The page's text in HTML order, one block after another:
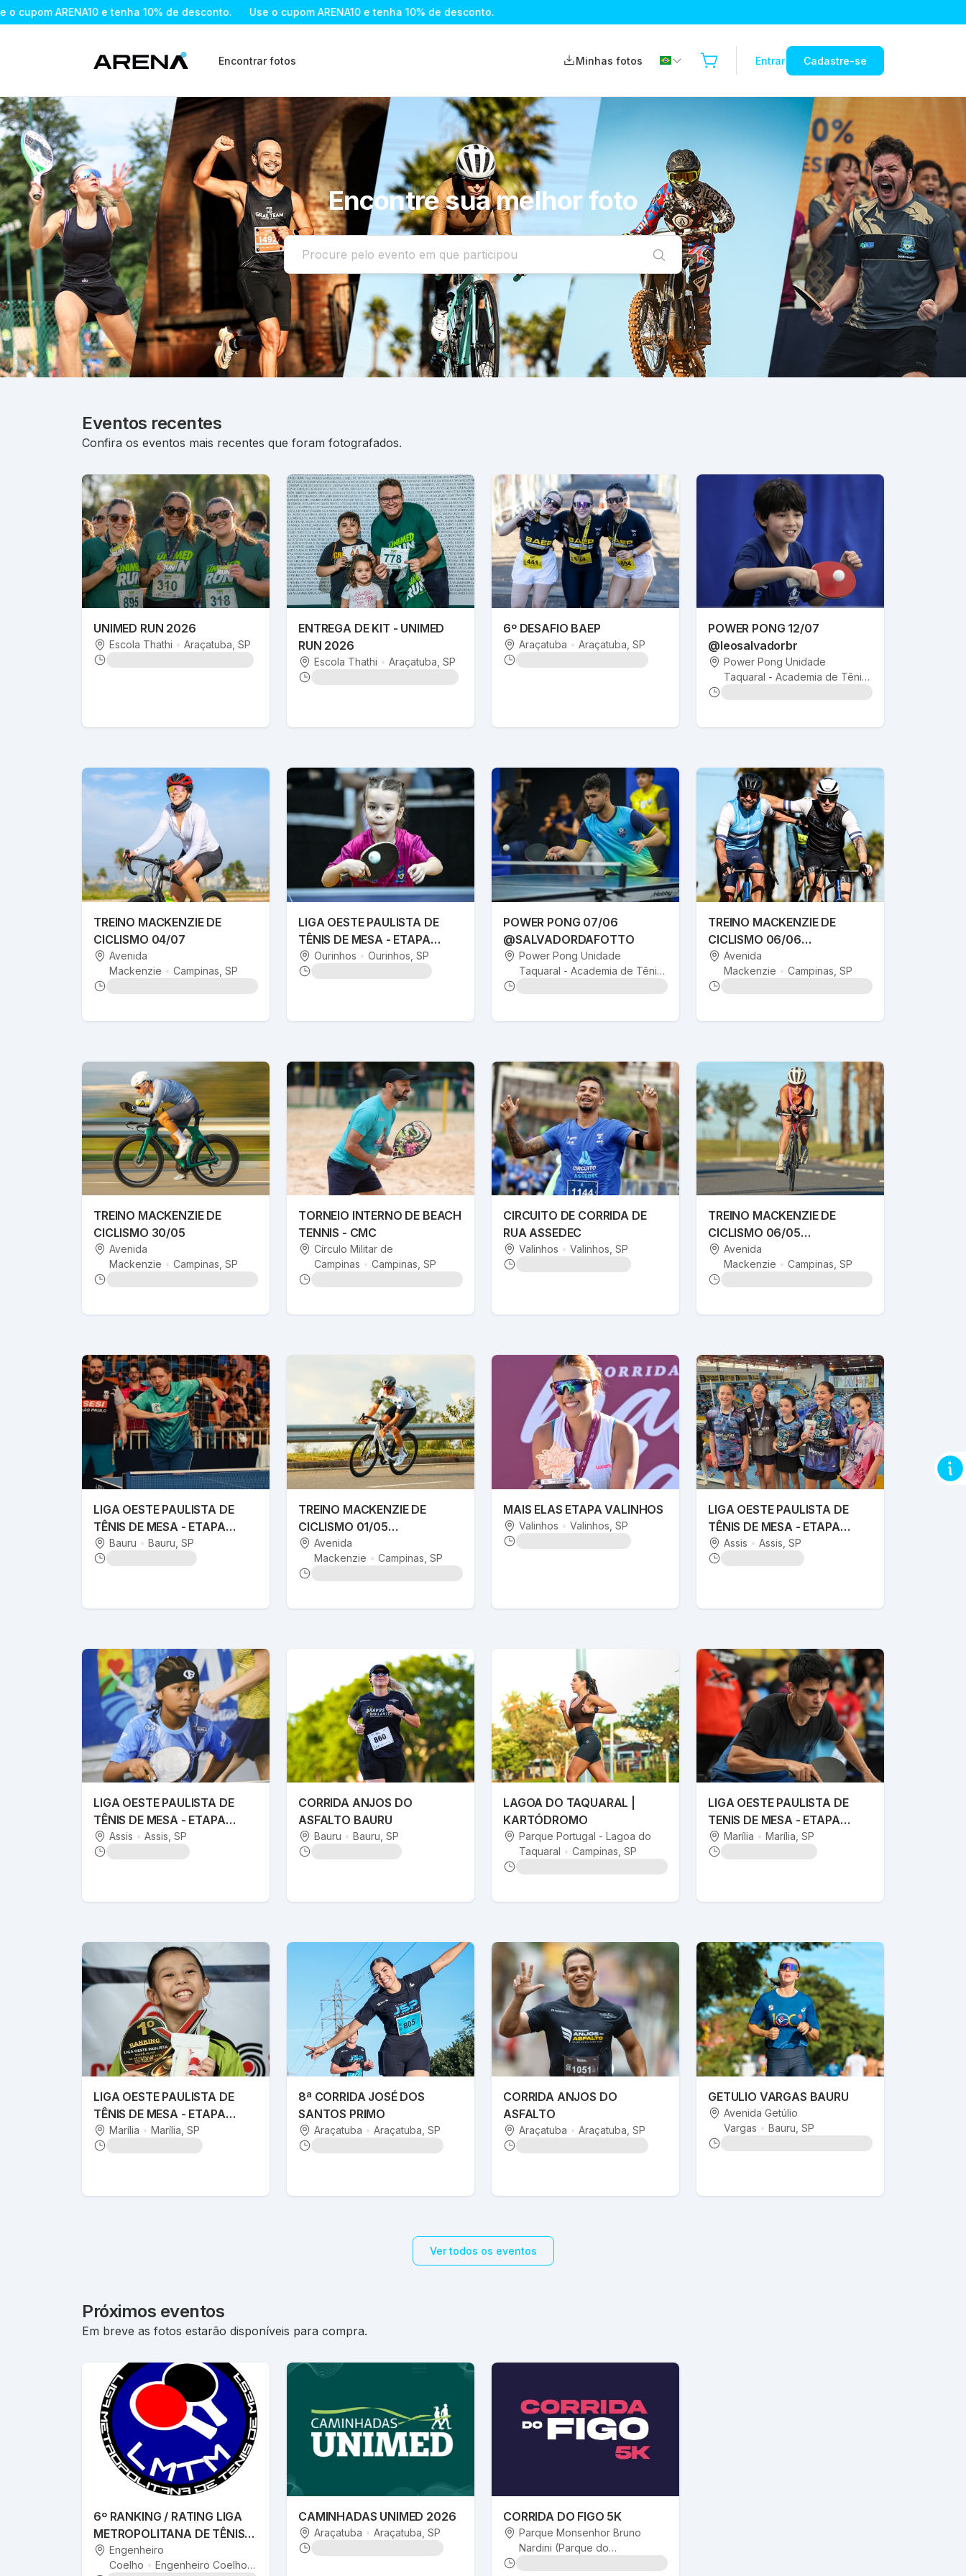
10% de desconto. Use o cupom ARENA10 e tenha 10% de desconto.
Encontrar fotos Minhas fotos Entrar Cadastre-se
Encontre sua melhor foto
Eventos recentes
Confira os eventos mais recentes que foram fotografados.
UNIMED RUN 2026
Escola Thathi • Araçatuba, SP
ENTREGA DE KIT - UNIMED
RUN 2026
Escola Thathi • Araçatuba, SP
6º DESAFIO BAEP
Araçatuba • Araçatuba, SP
POWER PONG 12/07
@leosalvadorbr
Power Pong Unidade
Taquaral - Academia de Tênis
TREINO MACKENZIE DE
CICLISMO 04/07
Avenida
Mackenzie • Campinas , SP
LIGA OESTE PAULISTA DE
TÊNIS DE MESA - ETAPA
OURINHOS
Ourinhos • Ourinhos , SP
POWER PONG 07/06
@SALVADORDAFOTTO
Power Pong Unidade
Taquaral - Academia de Tênis
TREINO MACKENZIE DE
CICLISMO 06/06
@SALVADORDAFOTTO
Avenida
Mackenzie • Campinas , SP
TREINO MACKENZIE DE
CICLISMO 30/05
Avenida
Mackenzie • Campinas , SP
TORNEIO INTERNO DE BEACH
TENNIS - CMC
Círculo Militar de
Campinas • Campinas , SP
CIRCUITO DE CORRIDA DE
RUA ASSEDEC
Valinhos • Valinhos , SP
TREINO MACKENZIE DE
CICLISMO 06/05
@SALVADORDASFOTOS
Avenida
Mackenzie • Campinas , SP
LIGA OESTE PAULISTA DE
TÊNIS DE MESA - ETAPA
BAURU
Bauru • Bauru , SP
TREINO MACKENZIE DE
CICLISMO 01/05
@SALVADORDASFOTOS
Avenida
Mackenzie • Campinas , SP
MAIS ELAS ETAPA VALINHOS
Valinhos • Valinhos , SP
LIGA OESTE PAULISTA DE
TÊNIS DE MESA - ETAPA
ASSIS PÓDIO
Assis • Assis , SP
LIGA OESTE PAULISTA DE
TÊNIS DE MESA - ETAPA
ASSIS
Assis • Assis , SP
CORRIDA ANJOS DO
ASFALTO BAURU
Bauru • Bauru , SP
LAGOA DO TAQUARAL |
KARTÓDROMO
Parque Portugal - Lagoa do
Taquaral • Campinas , SP
LIGA OESTE PAULISTA DE
TENIS DE MESA - ETAPA
MARILIA
Marília • Marília , SP
LIGA OESTE PAULISTA DE
TÊNIS DE MESA - ETAPA
MARÍLIA PÓDIO
Marília • Marília , SP
8ª CORRIDA JOSÉ DOS
SANTOS PRIMO
Araçatuba • Araçatuba , SP
CORRIDA ANJOS DO
ASFALTO
Araçatuba • Araçatuba , SP
GETULIO VARGAS BAURU
Avenida Getúlio
Vargas • Bauru , SP
Ver todos os eventos
Próximos eventos
Em breve as fotos estarão disponíveis para compra.
6º RANKING / RATING LIGA
METROPOLITANA DE TÊNIS
DE MESA
Engenheiro
Coelho • Engenheiro Coelho,
CAMINHADAS UNIMED 2026
Araçatuba • Araçatuba , SP
CORRIDA DO FIGO 5K
Parque Monsenhor Bruno
Nardini (Parque do